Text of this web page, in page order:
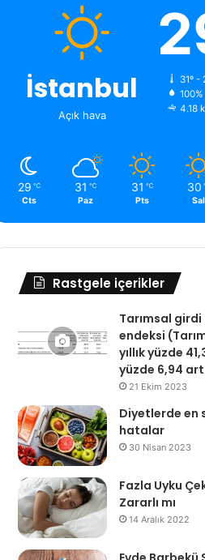
İstanbul
Açık hava
31º -
100%
4.18
29 ℃
Cts
31 ℃
Paz
31 ℃
Pts
30
Sal
Rastgele içerikler
Tarımsal
endeksi
yıllık yüzde
yüzde 6,94
21 Ekim 2023
Diyetlerde en
hatalar
30 Nisan 2023
Fazla Uyku
Zararlı mı
14 Aralık 2022